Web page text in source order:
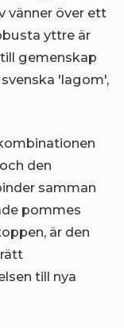
vänner över ett
yttre är
gemenskap
'lagom',
den
samman
pommes
är den
till nya